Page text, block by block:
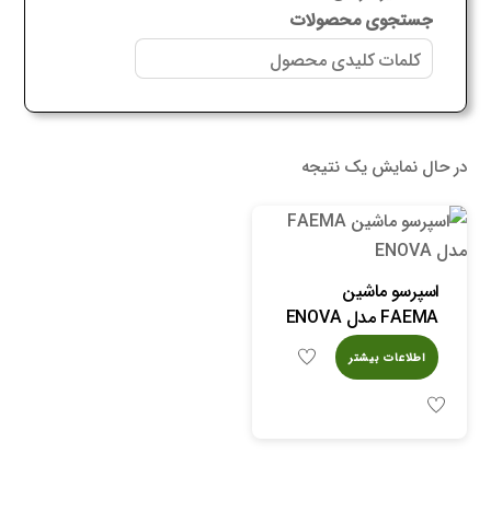
جستجوی محصولات
در حال نمایش یک نتیجه
اسپرسو ماشین
FAEMA مدل ENOVA
اطلاعات بیشتر